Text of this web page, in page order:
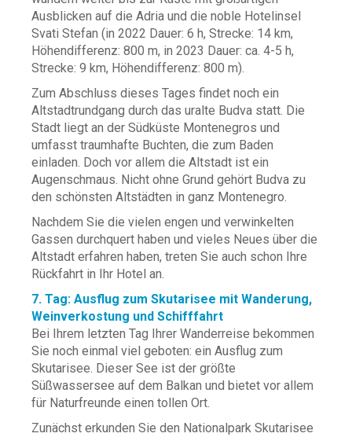
Ausblicken auf die Adria und die noble Hotelinsel
Svati Stefan (in 2022 Dauer: 6 h, Strecke: 14 km,
Höhendifferenz: 800 m, in 2023 Dauer: ca. 4-5 h,
Strecke: 9 km, Höhendifferenz: 800 m).
Zum Abschluss dieses Tages findet noch ein
Altstadtrundgang durch das uralte Budva statt. Die
Stadt liegt an der Südküste Montenegros und
umfasst traumhafte Buchten, die zum Baden
einladen. Doch vor allem die Altstadt ist ein
Augenschmaus. Nicht ohne Grund gehört Budva zu
den schönsten Altstädten in ganz Montenegro.
Nachdem Sie die vielen engen und verwinkelten
Gassen durchquert haben und vieles Neues über die
Altstadt erfahren haben, treten Sie auch schon Ihre
Rückfahrt in Ihr Hotel an.
7. Tag: Ausflug zum Skutarisee mit Wanderung,
Weinverkostung und Schifffahrt
Bei Ihrem letzten Tag Ihrer Wanderreise bekommen
Sie noch einmal viel geboten: ein Ausflug zum
Skutarisee. Dieser See ist der größte
Süßwassersee auf dem Balkan und bietet vor allem
für Naturfreunde einen tollen Ort.
Zunächst erkunden Sie den Nationalpark Skutarisee